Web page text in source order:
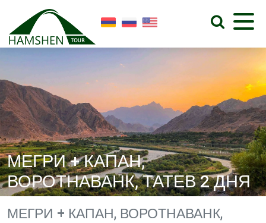
МЕГРИ + КАПАН,
ВОРОТНАВАНК, ТАТЕВ 2 ДНЯ
МЕГРИ + КАПАН, ВОРОТНАВАНК,